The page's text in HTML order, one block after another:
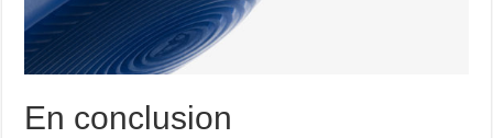
En conclusion